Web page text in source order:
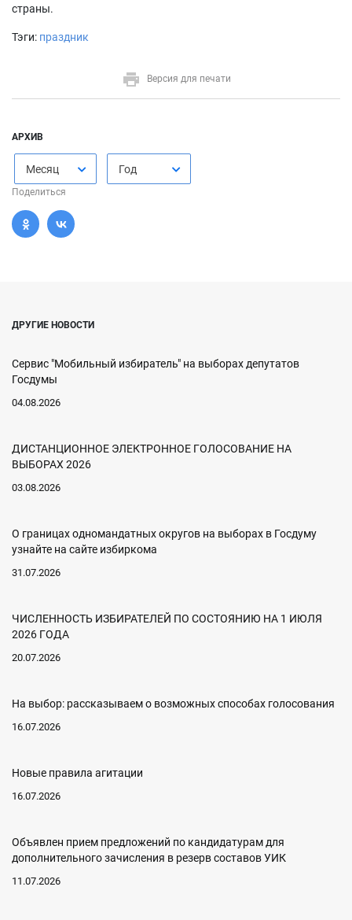
страны.
Тэги: праздник
Версия для печати
АРХИВ
Месяц Год
Поделиться
ДРУГИЕ НОВОСТИ
Сервис "Мобильный избиратель" на выборах депутатов
Госдумы
04.08.2026
ДИСТАНЦИОННОЕ ЭЛЕКТРОННОЕ ГОЛОСОВАНИЕ НА
ВЫБОРАХ 2026
03.08.2026
О границах одномандатных округов на выборах в Госдуму
узнайте на сайте избиркома
31.07.2026
ЧИСЛЕННОСТЬ ИЗБИРАТЕЛЕЙ ПО СОСТОЯНИЮ НА 1 ИЮЛЯ
2026 ГОДА
20.07.2026
На выбор: рассказываем о возможных способах голосования
16.07.2026
Новые правила агитации
16.07.2026
Объявлен прием предложений по кандидатурам для
дополнительного зачисления в резерв составов УИК
11.07.2026